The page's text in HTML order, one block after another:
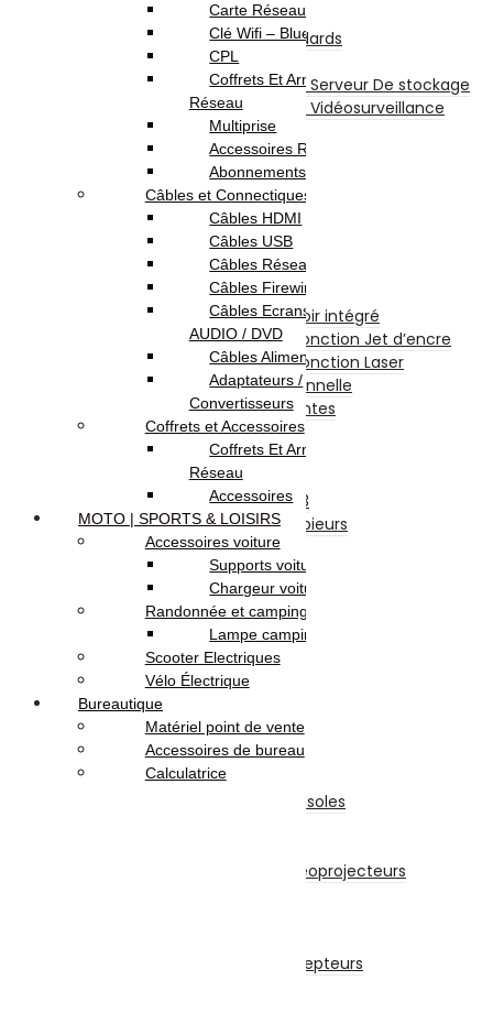
Disques Internes
Disque Internes Standards
Disque SSD
Disques Internes Pour Serveur De stockage
Disques Internes Pour Vidéosurveillance
Disque Dur Externe
Serveur De Stockage
Accessoires Pour Stockage
Clé USB
Carte Mémoire
CD et DVD Vierge
Imprimantes
Imprimante à Réservoir intégré
Imprimante et Multifonction Jet d’encre
Imprimante et Multifonction Laser
Imprimante Professionnelle
Accessoires Imprimantes
Scanners
Photocopieurs
Photocopieurs A4 | A3
Accessoires Photocopieurs
Papier A4
Papier A3
Enveloppe
Papier Photo
Consommable
Originales
Adaptables
TV-Son-Photos
Consoles & Jeux
Manettes De Jeux
Accessoires Pour Cônsoles
Accessoires Pour Vidéoprojecteurs
Accessoires Pour Récepteurs
Carte Réseau
Clé Wifi – Bluetooth
CPL
Coffrets Et Armoires
Réseau
Multiprise
Accessoires Réseau
Abonnements Internet
Câbles et Connectiques
Câbles HDMI
Câbles USB
Câbles Réseau
Câbles Firewire
Câbles Ecrans TV /
AUDIO / DVD
Câbles Alimentation
Adaptateurs /
Convertisseurs
Coffrets et Accessoires
Coffrets Et Armoires
Réseau
Accessoires
MOTO | SPORTS & LOISIRS
Accessoires voiture
Supports voiture
Chargeur voiture
Randonnée et camping
Lampe camping
Scooter Electriques
Vélo Électrique
Bureautique
Matériel point de vente
Accessoires de bureau
Calculatrice